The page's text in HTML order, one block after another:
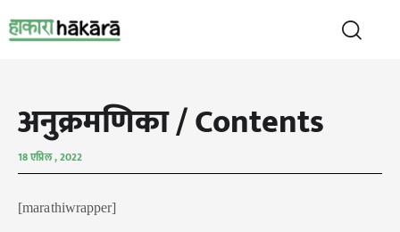
अनुक्रमणिका / Contents
18 एप्रिल , 2022
[marathiwrapper]